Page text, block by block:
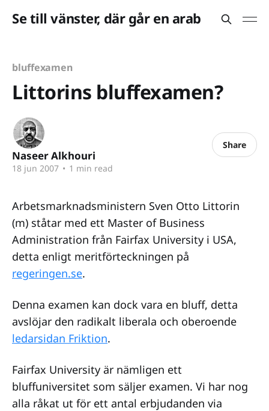
Se till vänster, där går en arab
bluffexamen
Littorins bluffexamen?
Naseer Alkhouri
18 jun 2007 • 1 min read
Share
Arbetsmarknadsministern Sven Otto Littorin
(m) ståtar med ett Master of Business
Administration från Fairfax University i USA,
detta enligt meritförteckningen på
regeringen.se.
Denna examen kan dock vara en bluff, detta
avslöjar den radikalt liberala och oberoende
ledarsidan Friktion.
Fairfax University är nämligen ett
bluffuniversitet som säljer examen. Vi har nog
alla råkat ut för ett antal erbjudanden via